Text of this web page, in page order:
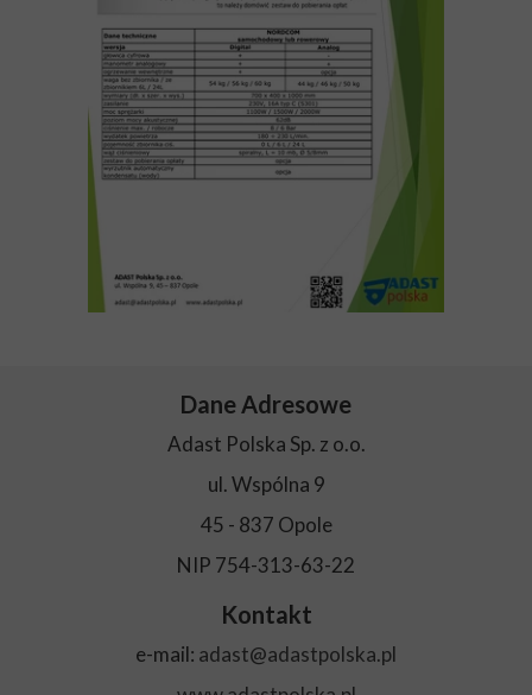
Dane Adresowe
Adast Polska Sp. z o.o.
ul. Wspólna 9
45 - 837 Opole
NIP 754-313-63-22
Kontakt
e-mail: adast@adastpolska.pl